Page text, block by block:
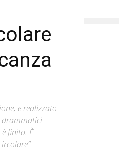
e realizzato
drammatici
finito. È